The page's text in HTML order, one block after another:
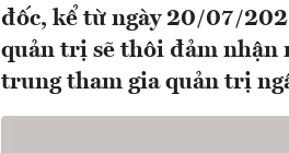
đốc, kể từ ngày 20/07/
quản trị sẽ thôi đảm nhận
trung tham gia quản trị